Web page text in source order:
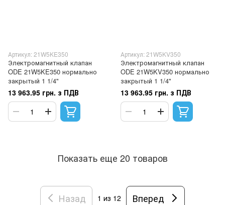
Артикул: 21W5KE350
Электромагнитный клапан
ODE 21W5KE350 нормально
закрытый 1 1/4"
13 963.95 грн. з ПДВ
Артикул: 21W5KV350
Электромагнитный клапан
ODE 21W5KV350 нормально
закрытый 1 1/4"
13 963.95 грн. з ПДВ
Показать еще 20 товаров
Назад 1 из 12 Вперед